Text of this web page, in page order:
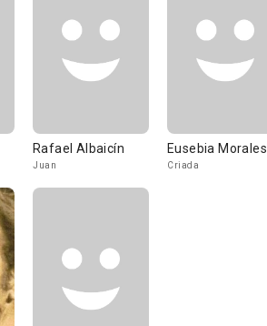
Rafael Albaicín
Juan
Eusebia Morales
Criada